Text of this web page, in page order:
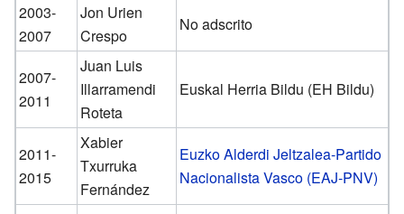
2003-
2007
Jon Urien
Crespo
No adscrito
2007-
2011
Juan Luis
Illarramendi
Roteta
Euskal Herria Bildu (EH Bildu)
2011-
2015
Xabier
Txurruka
Fernández
Euzko Alderdi Jeltzalea-Partido
Nacionalista Vasco (EAJ-PNV)